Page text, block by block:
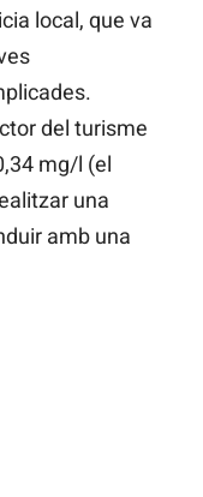
local, que va
del turisme
mg/l (el
una
amb una